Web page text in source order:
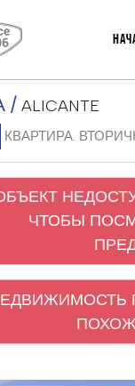
/ ALICANTE
КВАРТИРА. ВТОРИЧНОЕ
ЧТОБЫ